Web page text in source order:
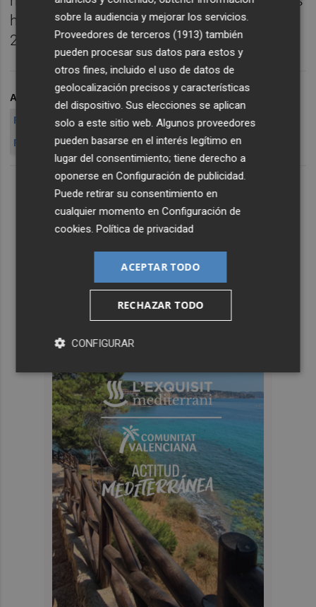
hasta la fecha, habiendo superado ya los
2.100.
ARCHIVADO EN
RAFAEL LÓPEZ ANDÚJAR
PREMIO NACIONAL DE CIRUGÍA 2014
sobre la audiencia y mejorar los servicios.
Proveedores de terceros (1913) también
pueden procesar sus datos para estos y
otros fines, incluido el uso de datos de
geolocalización precisos y características
del dispositivo. Sus elecciones se aplican
solo a este sitio web. Algunos proveedores
pueden basarse en el interés legítimo en
lugar del consentimiento; tiene derecho a
oponerse enConfiguración de publicidad.
Puede retirar su consentimiento en
cualquier momento enConfiguración de
cookies.Política de privacidad
ACEPTAR TODO
RECHAZAR TODO
CONFIGURAR